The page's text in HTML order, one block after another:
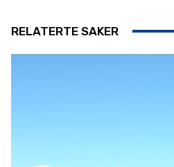
RELATERTE SAKER